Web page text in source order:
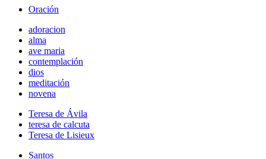
Oración
adoracion
alma
ave maria
contemplación
dios
meditación
novena
Teresa de Ávila
teresa de calcuta
Teresa de Lisieux
Santos